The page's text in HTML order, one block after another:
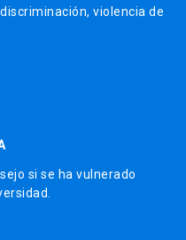
violencia de
si se ha vulnerado